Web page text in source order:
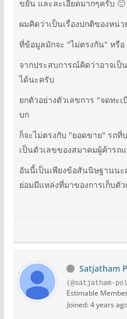
ขยัน และละเอียดมากๆครับ 🙂
ผมคิดว่าเป็นเรื่องปกติของหน่
ที่ข้อมูลมักจะ "ไม่ตรงกัน" หรือ
จากประสบการณ์คิดว่าอาจเป็
ได้นะครับ
ยกตัวอย่างตัวเลขการ "จดทะ
บก
ก็จะไม่ตรงกับ "ยอดขาย" รถ
เป็นตัวเลขของสมาคมผู้ค้ารถ
อันนี้เป็นเพียงข้อสันนิษฐานน
ย่อมมีแหล่งที่มาของการเก็บตั
Satjatham
(@satjatham-
Estimable
Joined: 4 years